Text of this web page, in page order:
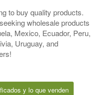
to buy quality products.
wholesale products
Mexico, Ecuador, Peru,
Uruguay, and
y lo que venden